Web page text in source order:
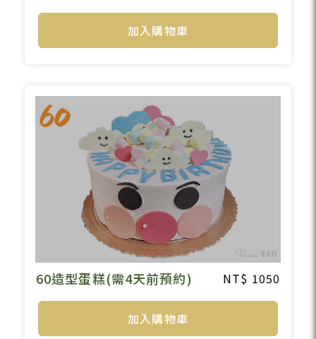
加入購物車
60造型蛋糕(需4天前預約) 1050
加入購物車